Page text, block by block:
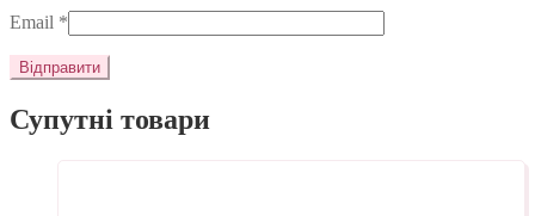
Email *
Супутні товари